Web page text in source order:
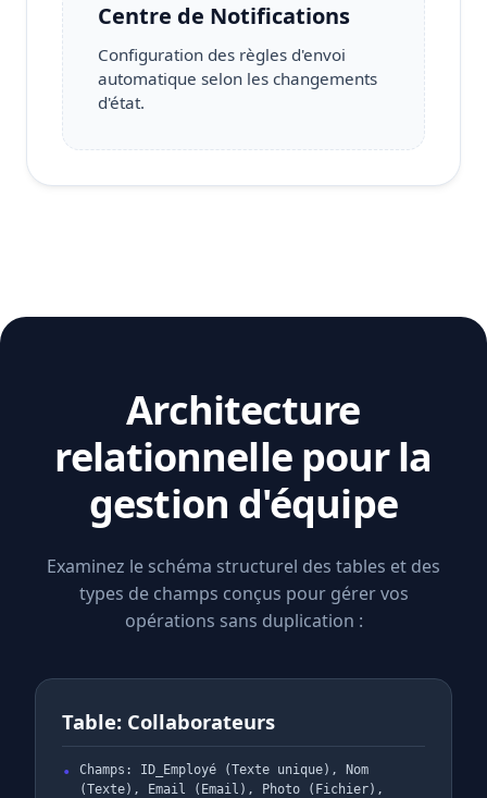
Centre de Notifications
Configuration des règles d'envoi
automatique selon les changements
d'état.
Architecture
relationnelle pour la
gestion d'équipe
Examinez le schéma structurel des tables et des
types de champs conçus pour gérer vos
opérations sans duplication :
Table: Collaborateurs
Champs: ID_Employé (Texte unique), Nom
(Texte), Email (Email), Photo (Fichier),